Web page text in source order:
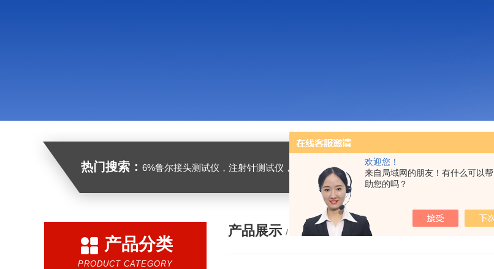
欢迎您！
来自局域网的朋友！有什么可以帮
助您的吗？
热门搜索： 6%鲁尔接头测试仪，注射针测试仪，注射器测试仪，缝合针测试仪，缝合线测试仪，导管测试仪，输液器测试仪，刀片测试仪，预灌封注射器测试仪，口腔器械测试仪
产品分类
PRODUCT CATEGORY
产品展示 / PRODUCTS